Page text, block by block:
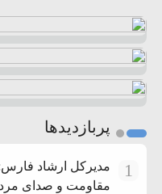
پربازدیدها
1
مدیرکل ارشاد فارس:
مقاومت و صدای